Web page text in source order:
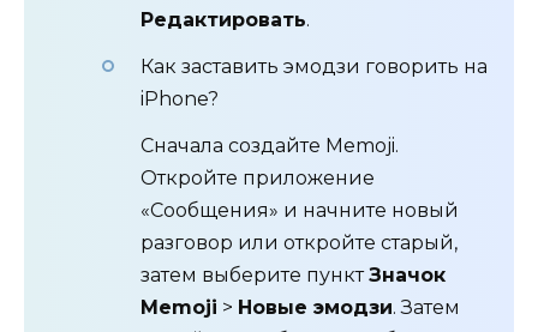
Редактировать.
Как заставить эмодзи говорить на
iPhone?
Сначала создайте Memoji.
Откройте приложение
«Сообщения» и начните новый
разговор или откройте старый,
затем выберите пунктЗначок
Memoji > Новые эмодзи. Затем